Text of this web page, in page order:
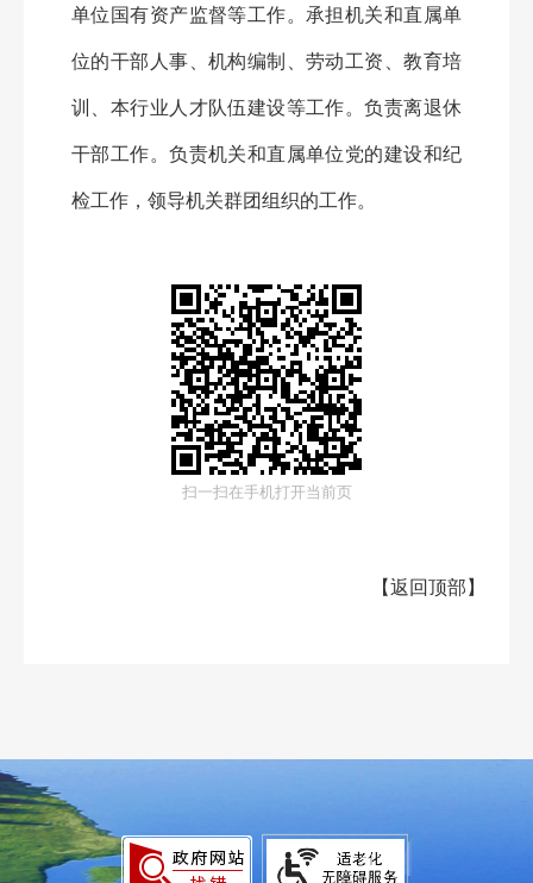
单位国有资产监督等工作。承担机关和直属单
位的干部人事、机构编制、劳动工资、教育培
训、本行业人才队伍建设等工作。负责离退休
干部工作。负责机关和直属单位党的建设和纪
检工作，领导机关群团组织的工作。
扫一扫在手机打开当前页
【返回顶部 】